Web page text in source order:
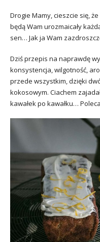
Drogie Mamy, cieszcie się,
będą Wam urozmaicały
sen… Jak ja Wam
Dziś przepis na naprawdę
konsystencja, wilgotność,
przede wszystkim, dzięki
kokosowym. Ciachem
kawałek po kawałku…